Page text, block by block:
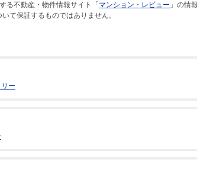
る不動産・物件情報サイト「 マンション・レビュー 」の情
て保証するものではありません。
ー